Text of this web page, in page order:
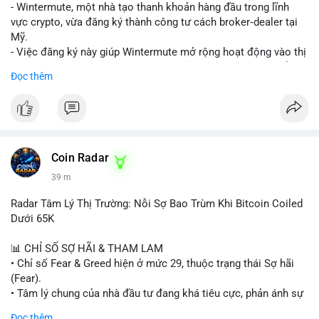
nguồn để xác định rõ ý đồ.
Lời khuyên: Nhà đầu tư nhỏ lẻ nên thận trọng, tránh hành động
theo cảm xúc. Quan sát diễn biến giá trong 24-48 giờ tới. Nếu
giá không phản ứng mạnh, khả năng cao là chuyển ví nội bộ, ít
tác động đến thị trường. Chỉ vào lệnh khi có xác nhận xu
- Wintermute, một nhà tạo thanh khoản hàng đầu trong lĩnh
vực crypto, vừa đăng ký thành công tư cách broker‑dealer tại
Mỹ.
- Việc đăng ký này giúp Wintermute mở rộng hoạt động vào thị
nhanh chóng ở Hoa Kỳ.
giao dịch, sàn giao dịch và thanh toán cho các tài sản
thị trường tokenized và củng cố vị thế của Wintermute trong
ngành tài chính kỹ thuật số.
#binancesquare #cryptonews #wintermute #brokerdealer
#tokenizedsecurities
$btc $eth
#vlikevn
Đọc thêm
Coin Radar
39 m
Radar Tâm Lý Thị Trường: Nỗi Sợ Bao Trùm Khi Bitcoin Coiled
Dưới 65K
📊 CHỈ SỐ SỢ HÃI & THAM LAM
• Chỉ số Fear & Greed hiện ở mức 29, thuộc trạng thái Sợ hãi
(Fear).
• Tâm lý chung của nhà đầu tư đang khá tiêu cực, phản ánh sự